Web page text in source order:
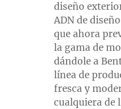
diseño
ADN de
que ahora
la gama de
dándole a
línea de
fresca y
cualquiera de